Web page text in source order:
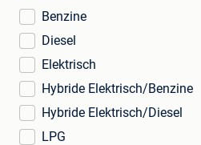
Benzine
Diesel
Elektrisch
Hybride Elektrisch/Benzine
Hybride Elektrisch/Diesel
LPG